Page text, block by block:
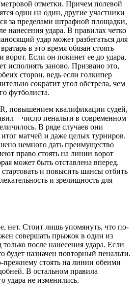
отметки. Причем полевой
один на один, другие участники
за пределами штрафной площадки,
нанесения удара. В правилах четко
удар может разбегаться для
в это время обязан стоять
Если он покинет ее до удара,
исполнять заново. Призвано это,
сторон, ведь если голкипер
сократит угол обстрела, чем
футболиста.
повышением квалификации судей,
– число пенальти в современном
В ряде случаев они
матчей и даже целых турниров.
немного дать преимущество
право стоять на линии ворот
может быть отставлена вперед.
и повысить шансы отбить
и зрелищность для
нет. Стоит лишь упомянуть, что по-
совершать прыжок в один из
после нанесения удара. Если
будет назначен повторный пенальти.
прежнему стоять на линии обеими
В остальном правила
удара не изменились.